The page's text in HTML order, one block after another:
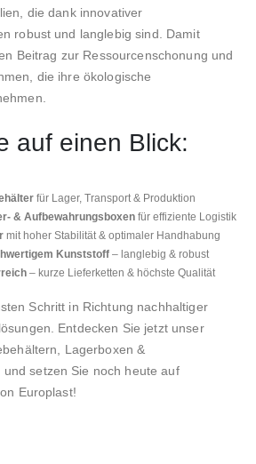
die dank innovativer
robust und langlebig sind. Damit
Beitrag zur Ressourcenschonung und
die ihre ökologische
auf einen Blick:
für Lager, Transport & Produktion
& Aufbewahrungsboxenfür effiziente Logistik
mit hoher Stabilität & optimaler Handhabung
Kunststoff– langlebig & robust
– kurze Lieferketten & höchste Qualität
Schritt in Richtung nachhaltiger
Entdecken Sie jetzt unser
Lagerboxen &
setzen Sie noch heute auf
Europlast!